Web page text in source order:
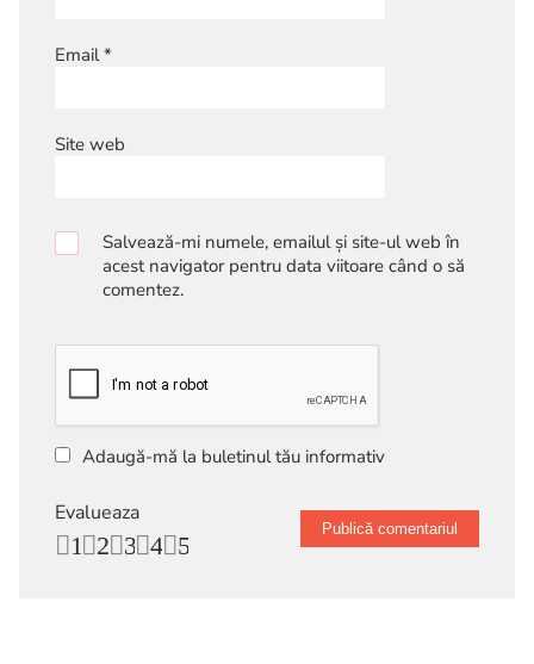
Email*
Site web
Salvează-mi numele, emailul și site-ul web în
acest navigator pentru data viitoare când o să
comentez.
Adaugă-mă la buletinul tău informativ
Evalueaza
5
4
3
2
1